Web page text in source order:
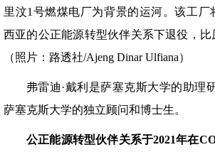
里汶1号燃煤电厂为背景的运河。该工厂
西亚的公正能源转型伙伴关系下退役，比
（照片：路透社/Ajeng Dinar Ulfiana）
弗雷迪·戴利是萨塞克斯大学的助理
萨塞克斯大学的独立顾问和博士生。
公正能源转型伙伴关系于2021年在